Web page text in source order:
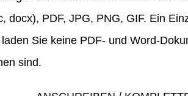
docx), PDF, JPG, PNG, GIF. Ein
Sie keine PDF- und Word-
sind.